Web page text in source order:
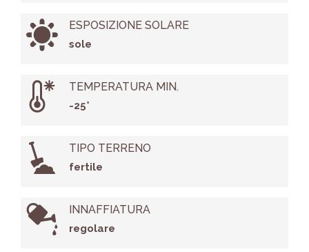
ESPOSIZIONE SOLARE
sole
TEMPERATURA MIN.
-25°
TIPO TERRENO
fertile
INNAFFIATURA
regolare